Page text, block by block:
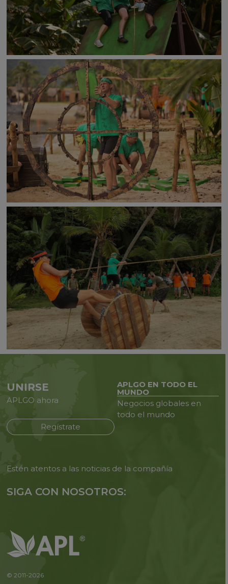
UNIRSE
APLGO ahora
Regístrate
APLGO EN TODO EL
MUNDO
Negocios globales en
todo el mundo
Estén atentos a las noticias de la compañía
SIGA CON NOSOTROS:
© 2011-2026